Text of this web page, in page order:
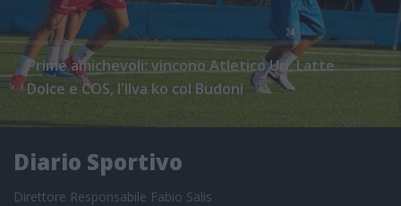
Prime amichevoli: vincono Atletico Uri, Latte
Dolce e COS, l'Ilva ko col Budoni
Diario Sportivo
Direttore Responsabile Fabio Salis